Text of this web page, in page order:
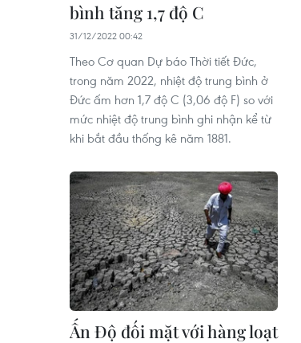
bình tăng 1,7 độ C
31/12/2022 00:42
Theo Cơ quan Dự báo Thời tiết Đức,
trong năm 2022, nhiệt độ trung bình ở
Đức ấm hơn 1,7 độ C (3,06 độ F) so với
mức nhiệt độ trung bình ghi nhận kể từ
khi bắt đầu thống kê năm 1881.
Ấn Độ đối mặt với hàng loạt